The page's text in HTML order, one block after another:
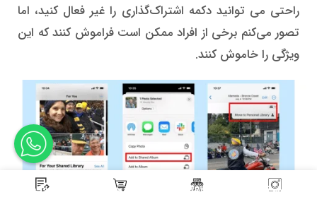
راحتی می توانید دکمه اشتراک‌گذاری را غیر فعال کنید، اما
تصور می‌کنم برخی از افراد ممکن است فراموش کنند که این
ویژگی را خاموش کنند.
فروشگاه سبد خرید بلاگ